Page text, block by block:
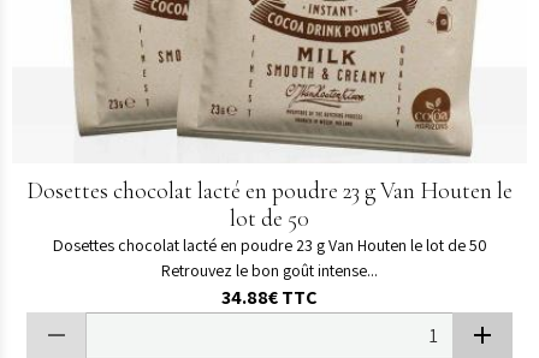
Dosettes chocolat lacté en poudre 23 g Van Houten le
lot de 50
Dosettes chocolat lacté en poudre 23 g Van Houten le lot de 50
Retrouvez le bon goût intense...
34.88€TTC